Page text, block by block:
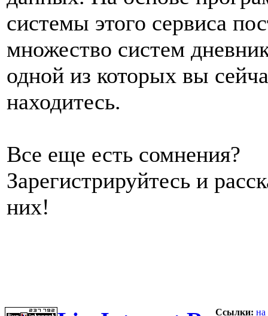
системы этого сервиса
множество систем
одной из которых вы
находитесь.
Все еще есть сомнения?
Зарегистрируйтесь и
них!
Ссылки: на